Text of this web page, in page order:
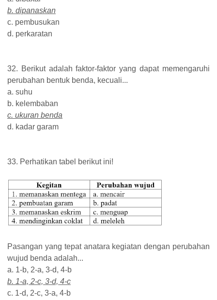
b. dipanaskan
c. pembusukan
d. perkaratan
32. Berikut adalah faktor-faktor yang dapat memengaruhi
perubahan bentuk benda, kecuali...
a. suhu
b. kelembaban
c. ukuran benda
d. kadar garam
33. Perhatikan tabel berikut ini!
Pasangan yang tepat anatara kegiatan dengan perubahan
wujud benda adalah...
a. 1-b, 2-a, 3-d, 4-b
b. 1-a, 2-c, 3-d, 4-c
c. 1-d, 2-c, 3-a, 4-b